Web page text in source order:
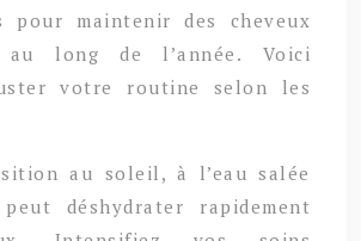
pour maintenir des cheveux
long de l’année. Voici
votre routine selon les
au soleil, à l’eau salée
déshydrater rapidement